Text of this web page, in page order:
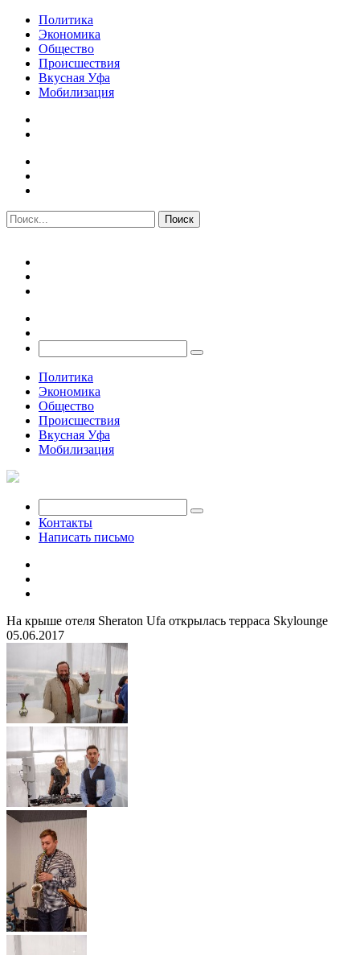
Политика
Экономика
Общество
Происшествия
Вкусная Уфа
Мобилизация
Политика
Экономика
Общество
Происшествия
Вкусная Уфа
Мобилизация
Контакты
Написать письмо
На крыше отеля Sheraton Ufa открылась терраса Skylounge
05.06.2017